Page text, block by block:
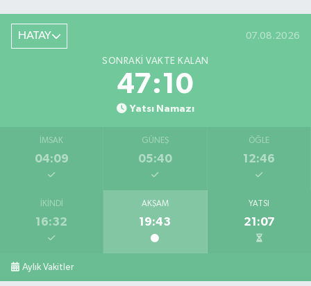
HATAY 07.08.2026
SONRAKI VAKTE KALAN
47:09
Yatsı Namazı
İMSAK
04:09
GÜNEŞ
05:40
ÖĞLE
12:46
İKINDI
16:32
AKŞAM
19:43
YATSI
21:07
Aylık Vakitler
Bahçede yaşanan yangında alevler 2 otomobile
Antakya'da evlere giren yılanlar yakalandı
21:17 |Salah'ın maaşı açıklandı! İşte devasa ücret